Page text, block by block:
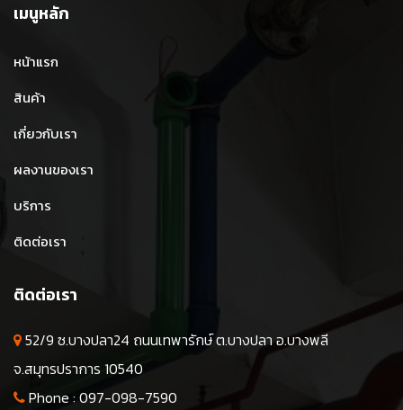
เมนูหลัก
หน้าแรก
สินค้า
เกี่ยวกับเรา
ผลงานของเรา
บริการ
ติดต่อเรา
ติดต่อเรา
52/9 ซ.บางปลา24 ถนนเทพารักษ์ ต.บางปลา อ.บางพลี
จ.สมุทรปราการ 10540
Phone : 097-098-7590